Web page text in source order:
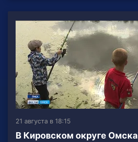
21 августа в 18:15
В Кировском округе Омска